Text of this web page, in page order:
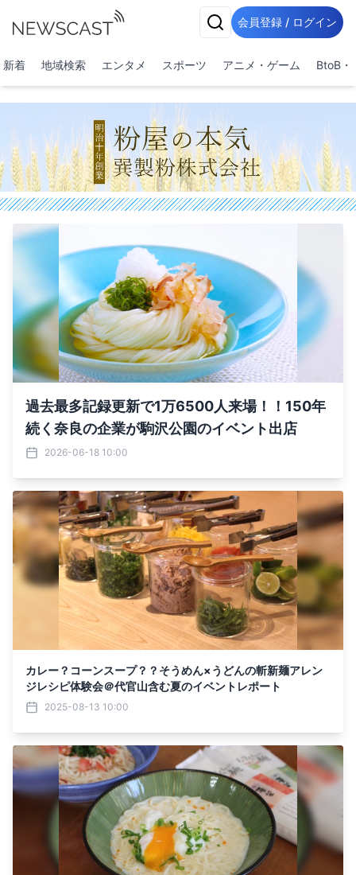
会員登録 / ログイン
新着 地域検索 エンタメ スポーツ アニメ・ゲーム BtoB・
過去最多記録更新で1万6500人来場！！150年
続く奈良の企業が駒沢公園のイベント出店
2026-06-18 10:00
カレー？コーンスープ？？そうめん×うどんの斬新麺アレン
ジレシピ体験会＠代官山含む夏のイベントレポート
2025-08-13 10:00